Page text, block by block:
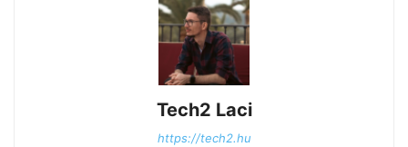
Tech2 Laci
https://tech2.hu